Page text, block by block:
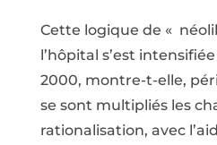
Cette logique de «
l’hôpital s’est
2000, montre-t-elle,
se sont multipliés les
rationalisation, avec